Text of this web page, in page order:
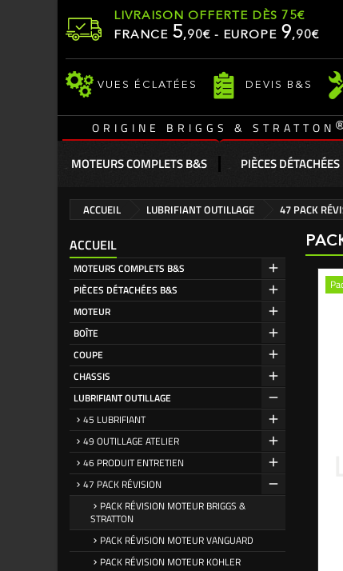
LIVRAISON OFFERTE DÈS 75€
FRANCE 5,90€ - EUROPE 9,90€
VUES ÉCLATÉES DEVIS B&S
ORIGINE BRIGGS & STRATTON
MOTEURS COMPLETS B&S PIÈCES
ACCUEIL LUBRIFIANT OUTILLAGE 47 PACK
ACCUEIL
MOTEURS COMPLETS B&S
PIÈCES DÉTACHÉES B&S
MOTEUR
BOÎTE
COUPE
CHASSIS
LUBRIFIANT OUTILLAGE
45 LUBRIFIANT
49 OUTILLAGE ATELIER
46 PRODUIT ENTRETIEN
47 PACK RÉVISION
PACK RÉVISION MOTEUR BRIGGS &
STRATTON
PACK RÉVISION MOTEUR VANGUARD
PACK RÉVISION MOTEUR KOHLER